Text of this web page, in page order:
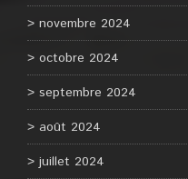
novembre 2024
octobre 2024
septembre 2024
août 2024
juillet 2024